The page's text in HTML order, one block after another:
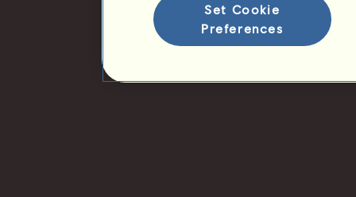
Set Cookie
Preferences